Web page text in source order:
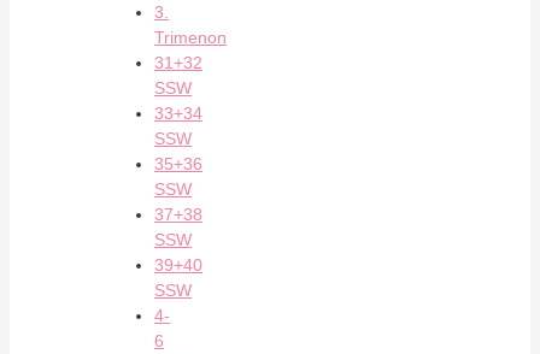
3.
Trimenon
31+32
SSW
33+34
SSW
35+36
SSW
37+38
SSW
39+40
SSW
4-
6